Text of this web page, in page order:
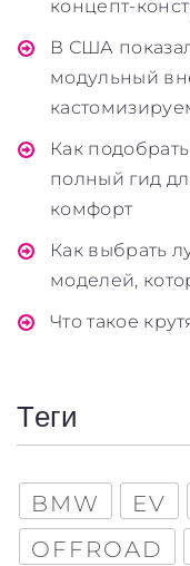
концепт-
В США
модульный
Как
полный гид
комфорт
Как выбрать
моделей,
Что такое
Теги
BMW EV
OFFROAD